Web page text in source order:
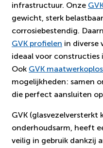
infrastructuur. Onze
gewicht, sterk
corrosiebestendig.
GVK profielen in diverse
ideaal voor constructies
Ook GVK
mogelijkheden: samen
die perfect aansluiten
GVK (glasvezelversterkt
onderhoudsarm, heeft
veilig in gebruik dankzij